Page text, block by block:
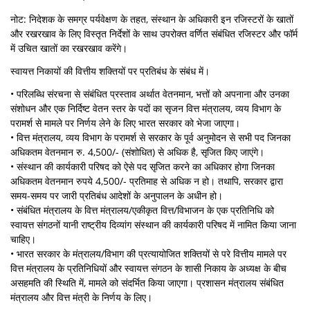
नोट: निदेशक के समग्र पर्यवेक्षण के तहत, संस्थान के अधिकारी इन रजिस्टरों के खातों
और रखरखाव के लिए विस्तृत निर्देशों के साथ उपरोक्त वर्णित संबंधित रजिस्टर और फॉर्म
में उचित खातों का रखरखाव करेंगे।
स्वायत्त निकायों की वित्तीय शक्तियों पर प्रतिबंध के संबंध में।
• परिलब्धि संरचना से संबंधित प्रस्ताव अर्थात वेतनमान, भत्तों को अपनाना और उनका
संशोधन और एक निर्दिष्ट वेतन स्तर के पदों का सृजन वित्त मंत्रालय, व्यय विभाग के
परामर्श से मामले पर निर्णय लेने के लिए भारत सरकार को भेजा जाएगा।
• वित्त मंत्रालय, व्यय विभाग के परामर्श से सरकार के पूर्व अनुमोदन से सभी पद जिनका
अधिकतम वेतनमान रु. 4,500/- (संशोधित) से अधिक है, सृजित किए जाएंगे।
• संस्थान की कार्यकारी परिषद को ऐसे पद सृजित करने का अधिकार होगा जिनका
अधिकतम वेतनमान रुपये 4,500/- प्रतिमाह से अधिक न हो। तथापि, सरकार द्वारा
समय-समय पर जारी प्रतिबंध आदेशों के अनुपालन के अधीन हो।
• संबंधित मंत्रालय के वित्त मंत्रालय/एकीकृत वित्त/विभाजन के एक प्रतिनिधि को
स्वायत्त संगठनों यानी राष्ट्रीय दिव्‍यांग संस्थान की कार्यकारी परिषद में नामित किया जाना
चाहिए।
• भारत सरकार के मंत्रालय/विभाग की प्रत्यायोजित शक्तियों से परे वित्तीय मामले पर
वित्त मंत्रालय के प्रतिनिधियों और स्वायत्त संगठन के शासी निकाय के अध्यक्ष के बीच
असहमति की स्थिति में, मामले को संदर्भित किया जाएगा। प्रशासन मंत्रालय संबंधित
मंत्रालय और वित्त मंत्री के निर्णय के लिए।